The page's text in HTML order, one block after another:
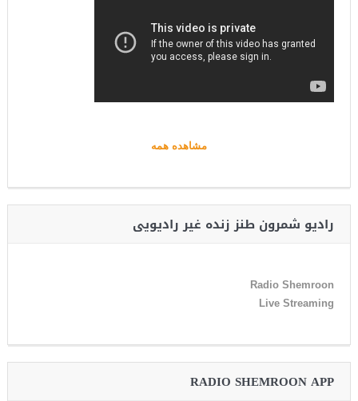
مشاهده همه
رادیو شمرون طنز زنده غیر رادیویی
Radio Shemroon
Live Streaming
RADIO SHEMROON APP